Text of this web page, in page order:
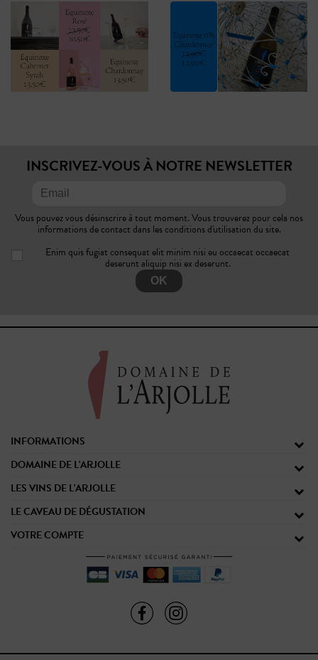
INSCRIVEZ-VOUS À NOTRE NEWSLETTER
Vous pouvez vous désinscrire à tout moment. Vous trouverez pour cela nos
informations de contact dans les conditions d'utilisation du site.
Enim quis fugiat consequat elit minim nisi eu occaecat occaecat
deserunt aliquip nisi ex deserunt.
OK
INFORMATIONS
DOMAINE DE L'ARJOLLE
LES VINS DE L'ARJOLLE
LE CAVEAU DE DÉGUSTATION
VOTRE COMPTE